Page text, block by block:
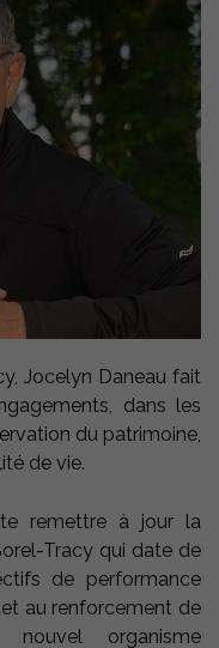
Jocelyn Daneau fait
dans les
du patrimoine,
de vie.
remettre à jour la
Tracy qui date de
de performance
au renforcement de
organisme